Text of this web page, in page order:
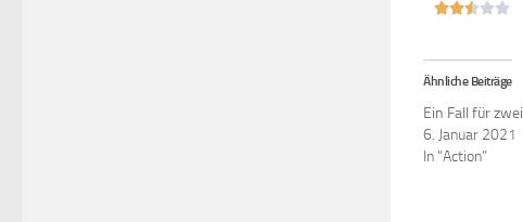

Ähnliche Beiträge
Ein Fall für zwei
6. Januar 2021
In "Action"